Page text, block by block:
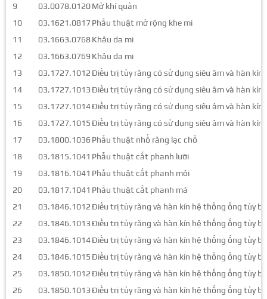
9
03.0078.0120Mở khí quản
10
03.1621.0817Phẫu thuật mở rộng khe mi
11
03.1663.0768Khâu da mi
12
03.1663.0769 Khâu da mi
13
03.1727.1012Điều trị tủy răng có sử dụng siêu âm và hàn
14
03.1727.1013Điều trị tủy răng có sử dụng siêu âm và hàn
15
03.1727.1014Điều trị tủy răng có sử dụng siêu âm và hàn
16
03.1727.1015Điều trị tủy răng có sử dụng siêu âm và hàn
17
03.1800.1036 Phẫu thuật nhổ răng lạc chỗ
18
03.1815.1041 Phẫu thuật cắt phanh lưỡi
19
03.1816.1041 Phẫu thuật cắt phanh môi
20
03.1817.1041 Phẫu thuật cắt phanh má
21
03.1846.1012Điều trị tủy răng và hàn kín hệ thống ống tủy
22
03.1846.1013Điều trị tủy răng và hàn kín hệ thống ống tủy
23
03.1846.1014Điều trị tủy răng và hàn kín hệ thống ống tủy
24
03.1846.1015Điều trị tủy răng và hàn kín hệ thống ống tủy
25
03.1850.1012Điều trị tủy răng và hàn kín hệ thống ống tủy
26
03.1850.1013Điều trị tủy răng và hàn kín hệ thống ống tủy